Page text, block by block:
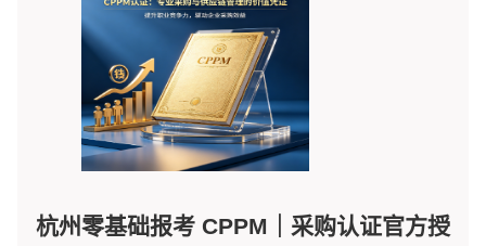
杭州零基础报考 CPPM｜采购认证官方授